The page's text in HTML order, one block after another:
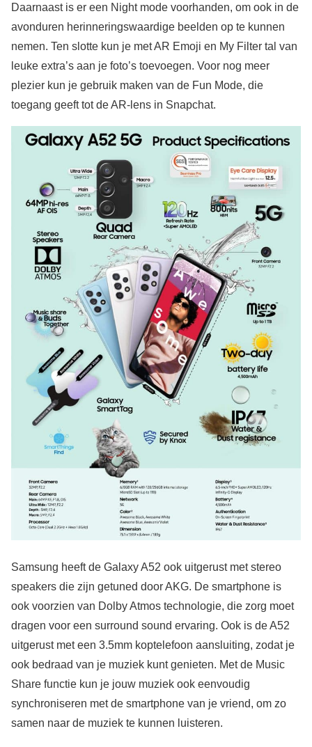
Daarnaast is er een Night mode voorhanden, om ook in de
avonduren herinneringswaardige beelden op te kunnen
nemen. Ten slotte kun je met AR Emoji en My Filter tal van
leuke extra’s aan je foto’s toevoegen. Voor nog meer
plezier kun je gebruik maken van de Fun Mode, die
toegang geeft tot de AR-lens in Snapchat.
Samsung heeft de Galaxy A52 ook uitgerust met stereo
speakers die zijn getuned door AKG. De smartphone is
ook voorzien van Dolby Atmos technologie, die zorg moet
dragen voor een surround sound ervaring. Ook is de A52
uitgerust met een 3.5mm koptelefoon aansluiting, zodat je
ook bedraad van je muziek kunt genieten. Met de Music
Share functie kun je jouw muziek ook eenvoudig
synchroniseren met de smartphone van je vriend, om zo
samen naar de muziek te kunnen luisteren.